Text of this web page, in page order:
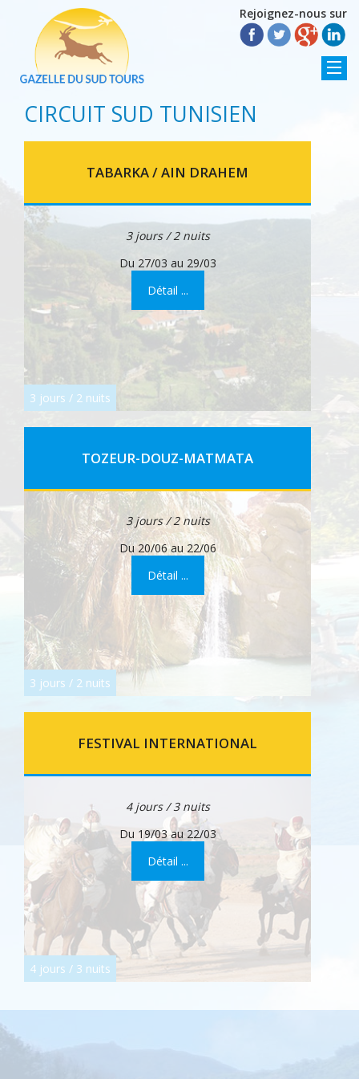
Rejoignez-nous sur
CIRCUIT SUD TUNISIEN
TABARKA / AIN DRAHEM
3 jours / 2 nuits
3 jours / 2 nuits
Du 27/03 au 29/03
Détail ...
TOZEUR-DOUZ-MATMATA
3 jours / 2 nuits
3 jours / 2 nuits
Du 20/06 au 22/06
Détail ...
FESTIVAL INTERNATIONAL
4 jours / 3 nuits
4 jours / 3 nuits
Du 19/03 au 22/03
Détail ...